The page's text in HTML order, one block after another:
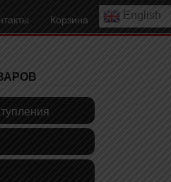
Корзина English